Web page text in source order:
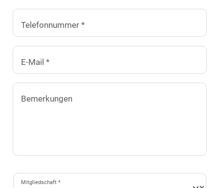
Telefonnummer *
E-Mail *
Bemerkungen
Mitgliedschaft *